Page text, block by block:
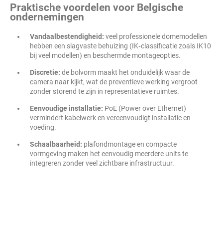
Praktische voordelen voor Belgische
ondernemingen
Vandaalbestendigheid: veel professionele domemodellen
hebben een slagvaste behuizing (IK‑classificatie zoals IK10
bij veel modellen) en beschermde montageopties.
Discretie: de bolvorm maakt het onduidelijk waar de
camera naar kijkt, wat de preventieve werking vergroot
zonder storend te zijn in representatieve ruimtes.
Eenvoudige installatie: PoE (Power over Ethernet)
vermindert kabelwerk en vereenvoudigt installatie en
voeding.
Schaalbaarheid: plafondmontage en compacte
vormgeving maken het eenvoudig meerdere units te
integreren zonder veel zichtbare infrastructuur.